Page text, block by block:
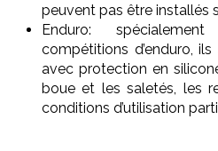
peuvent pas être installés
Enduro:
compétitions d’enduro,
avec protection en
boue et les saletés, les
conditions d’utilisation